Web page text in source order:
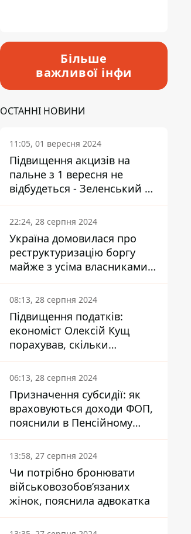
Більше
важливої інфи
ОСТАННІ НОВИНИ
11:05, 01 вересня 2024
Підвищення акцизів на
пальне з 1 вересня не
відбудеться - Зеленський не
підписав закон
22:24, 28 серпня 2024
Україна домовилася про
реструктуризацію боргу
майже з усіма власниками
єврооблігацій: що це
означає для країни
08:13, 28 серпня 2024
Підвищення податків:
економіст Олексій Кущ
порахував, скільки
заплатить кожен українець
06:13, 28 серпня 2024
Призначення субсидії: як
враховуються доходи ФОП,
пояснили в Пенсійному
фонді
13:58, 27 серпня 2024
Чи потрібно бронювати
військовозобов’язаних
жінок, пояснила адвокатка